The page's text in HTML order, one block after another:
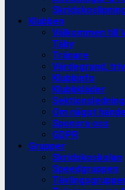
Klubben
Välkommen till
Täby
Tränare
Värdegrund,
Klubbinfo
Klubbkläder
Sektionsledning
Om något
Sponsra oss
GDPR
Grupper
Skridskoskolan
Speedgruppen